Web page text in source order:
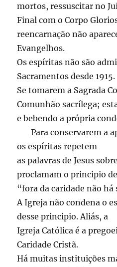
mortos, ressuscitar no
Final com o Corpo
reencarnação não
Evangelhos.
Os espíritas não são
Sacramentos desde 1915.
Se tomarem a Sagrada
Comunhão sacrílega;
e bebendo a própria
Para conservarem a
os espíritas repetem
as palavras de Jesus
proclamam o principio
“fora da caridade não há
A Igreja não condena o
desse principio. Aliás, a
Igreja Católica é a
Caridade Cristã.
Há muitas instituições